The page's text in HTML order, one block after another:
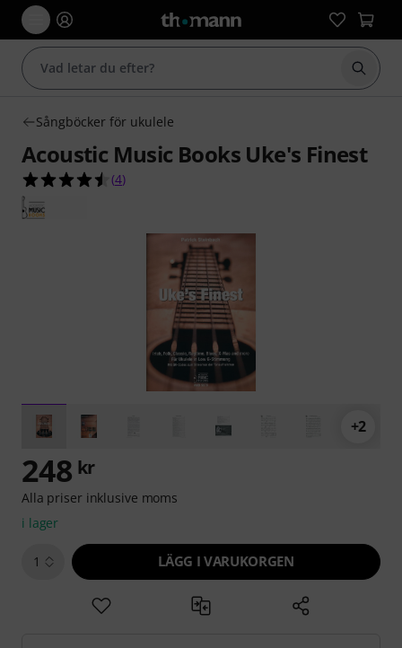
Börja
Sångböcker för ukulele
Acoustic Music Books Uke's Finest
4.5 av 5 stjärnor från 4 kundbetyg
(4)
+2
248 kr
Alla priser inklusive moms
i lager
1 LÄGG I VARUKORGEN